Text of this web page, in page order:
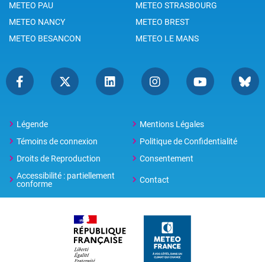
METEO PAU
METEO STRASBOURG
METEO NANCY
METEO BREST
METEO BESANCON
METEO LE MANS
Légende
Mentions Légales
Témoins de connexion
Politique de Confidentialité
Droits de Reproduction
Consentement
Accessibilité : partiellement
conforme
Contact